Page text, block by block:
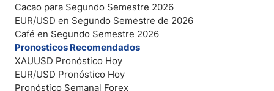
Cacao para Segundo Semestre 2026
EUR/USD en Segundo Semestre de 2026
Café en Segundo Semestre 2026
Pronosticos Recomendados
XAUUSD Pronóstico Hoy
EUR/USD Pronóstico Hoy
Pronóstico Semanal Forex